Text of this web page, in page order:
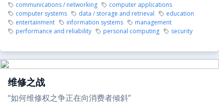
communications / networking
computer applications
computer systems
data / storage and retrieval
education
entertainment
information systems
management
performance and reliability
personal computing security
维修之战
“如何维修权之争正在向消费者倾斜”